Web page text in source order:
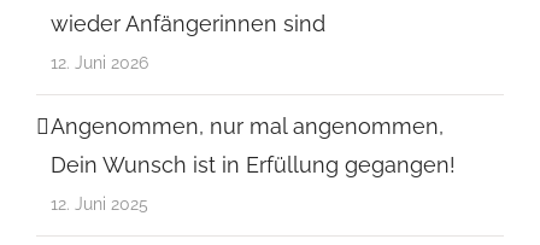
wieder Anfängerinnen sind
12. Juni 2026
Angenommen, nur mal angenommen,
Dein Wunsch ist in Erfüllung gegangen!
12. Juni 2025